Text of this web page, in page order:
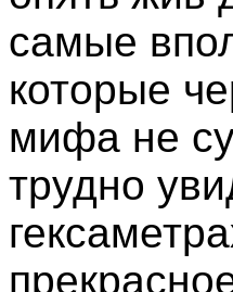
самые
которые
мифа не
трудно